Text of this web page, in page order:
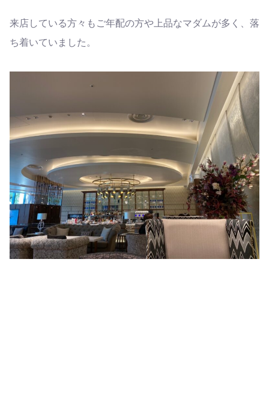
来店している方々もご年配の方や上品なマダムが多く、落
ち着いていました。